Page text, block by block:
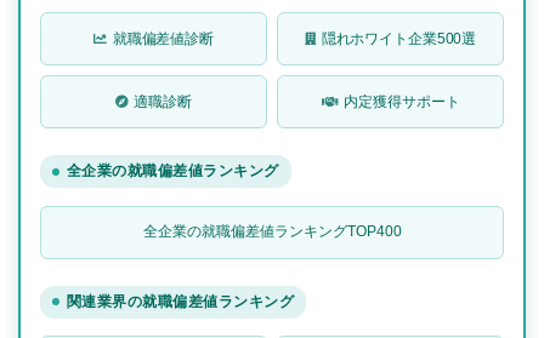
就職偏差値診断 隠れホワイト企業500選
適職診断 内定獲得サポート
全企業の就職偏差値ランキング
全企業の就職偏差値ランキングTOP400
関連業界の就職偏差値ランキング